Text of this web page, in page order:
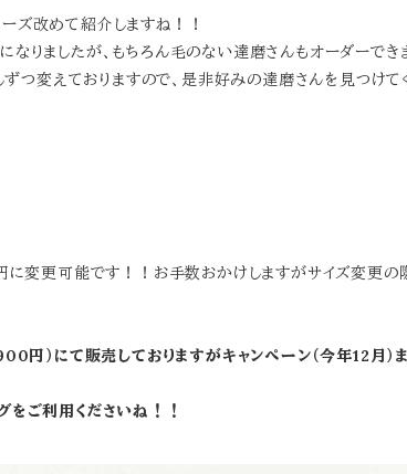
ズ改めて紹介しますね！！
りましたが、もちろん毛のない達磨さんもオーダーでき
ずつ変えておりますので、是非好みの達磨さんを見つけて
更可能です！！お手数おかけしますがサイズ変更の
円）にて販売しておりますがキャンペーン（今年12月
をご利用くださいね！！